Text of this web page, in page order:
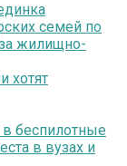
семей по
жилищно-
хотят
беспилотные
в вузах и